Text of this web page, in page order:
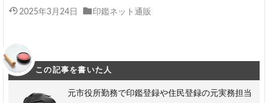
2025年3月24日 印鑑ネット通販
この記事を書いた人
元市役所勤務で印鑑登録や住民登録の元実務担当